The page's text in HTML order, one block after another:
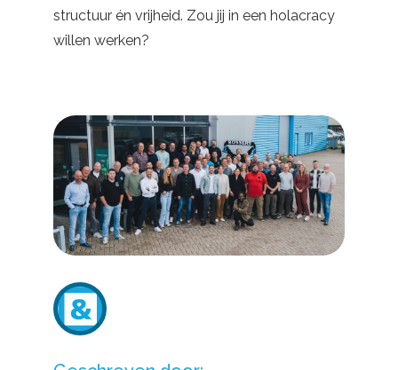
structuur én vrijheid. Zou jij in een holacracy
willen werken?